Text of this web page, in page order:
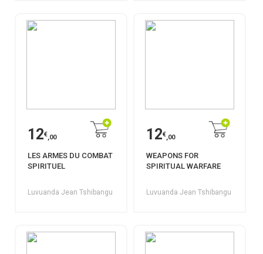
12€,00
LES ARMES DU COMBAT
SPIRITUEL
Luvuanda Jean Tshibangu
12€,00
WEAPONS FOR
SPIRITUAL WARFARE
Luvuanda Jean Tshibangu